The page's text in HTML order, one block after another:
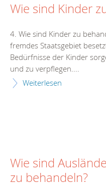
Wie sind Kinder
4. Wie sind Kinder zu
fremdes Staatsgebiet
Bedürfnisse der Kinder
und zu verpflegen....
Weiterlesen
Wie sind
zu behandeln?